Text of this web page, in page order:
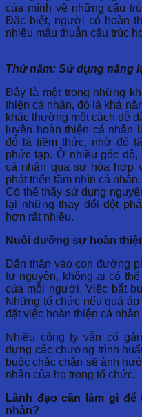
của mình về những cấu
Đặc biệt, người có hoàn
nhiều mâu thuẫn cấu trúc
Thứ năm: Sử dụng năng
Đây là một trong những
thiện cá nhân, đó là khả
khác thường một cách dễ
luyện hoàn thiện cá nhân
đó là tiềm thức, nhờ đó
phức tạp. Ở nhiều góc độ,
cá nhân qua sự hòa hợp
phát triển tầm nhìn cá nhân.
Có thể thấy sử dụng
lại những thay đổi đột
hơn rất nhiều.
Nuôi dưỡng sự hoàn
Dấn thân vào con đường
tự nguyện, không ai có
của mỗi người. Việc bắt
Những tổ chức nếu quá
đặt việc hoàn thiện cá
Nhiều công ty vẫn cố
dựng các chương trình
buộc chắc chắn sẽ ảnh
nhân của họ trong tổ chức.
Lãnh đạo cần làm gì
nhân?